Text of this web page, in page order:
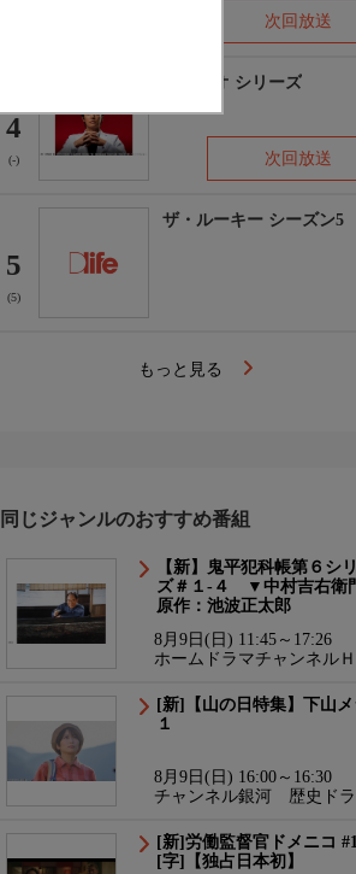
次回放送
4
(-)
ガリレオ シリーズ
次回放送
5
(5)
ザ・ルーキー シーズン5
もっと見る
同じジャンルのおすすめ番組
【新】鬼平犯科帳第６シ
ズ＃１-４ ▼中村吉右衛
原作：池波正太郎
8月9日(日) 11:45～17:26
ホームドラマチャンネルＨ
[新]【山の日特集】下山メ
１
8月9日(日) 16:00～16:30
チャンネル銀河 歴史ド
[新]労働監督官ドメニコ #1
[字]【独占日本初】